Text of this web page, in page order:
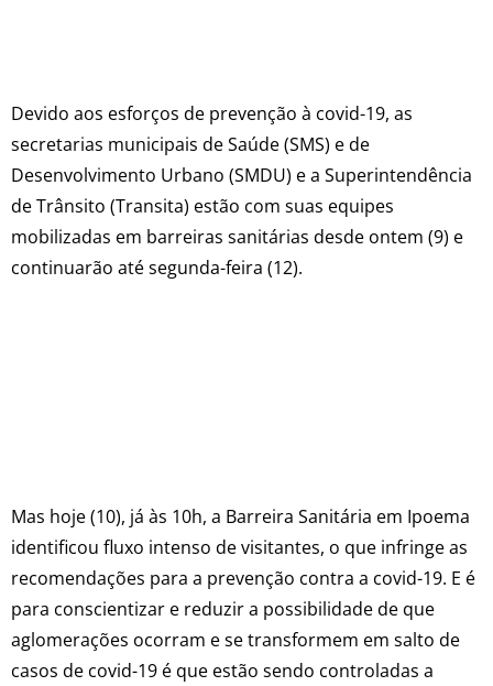
Devido aos esforços de prevenção à covid-19, as
secretarias municipais de Saúde (SMS) e de
Desenvolvimento Urbano (SMDU) e a Superintendência
de Trânsito (Transita) estão com suas equipes
mobilizadas em barreiras sanitárias desde ontem (9) e
continuarão até segunda-feira (12).
Mas hoje (10), já às 10h, a Barreira Sanitária em Ipoema
identificou fluxo intenso de visitantes, o que infringe as
recomendações para a prevenção contra a covid-19. E é
para conscientizar e reduzir a possibilidade de que
aglomerações ocorram e se transformem em salto de
casos de covid-19 é que estão sendo controladas a